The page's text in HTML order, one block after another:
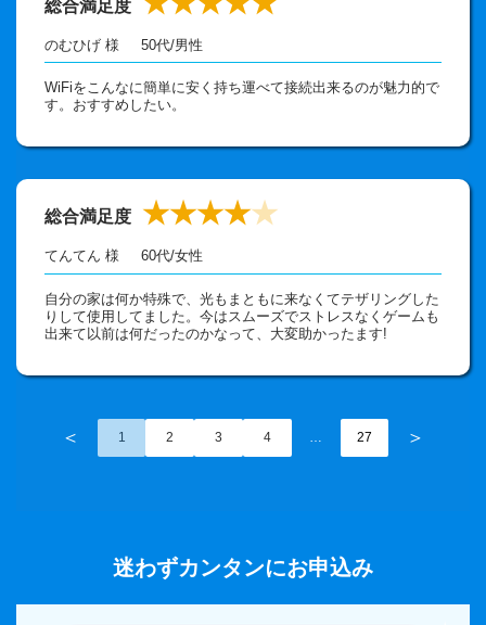
総合満足度
のむひげ 様 50代/男性
WiFiをこんなに簡単に安く持ち運べて接続出来るのが魅力的で
す。おすすめしたい。
総合満足度 ★★★★★
てんてん 様 60代/女性
自分の家は何か特殊で、光もまともに来なくてテザリングした
りして使用してました。今はスムーズでストレスなくゲームも
出来て以前は何だったのかなって、大変助かったます!
＜ 1 2 3 4 … 27 ＞
迷わずカンタンにお申込み